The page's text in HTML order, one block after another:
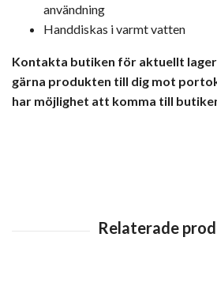
användning
Handdiskas i varmt vatten
Kontakta butiken för aktuellt
gärna produkten till dig mot
har möjlighet att komma till